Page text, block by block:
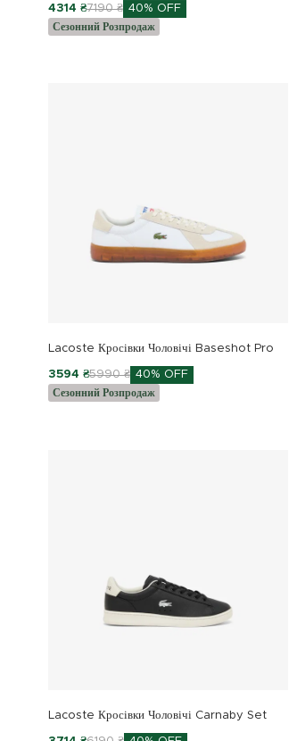
4314 ₴7190 ₴ 40% OFF
Сезонний Розпродаж
Lacoste Кросівки Чоловічі Baseshot Pro
3594 ₴5990 ₴ 40% OFF
Сезонний Розпродаж
Lacoste Кросівки Чоловічі Carnaby Set